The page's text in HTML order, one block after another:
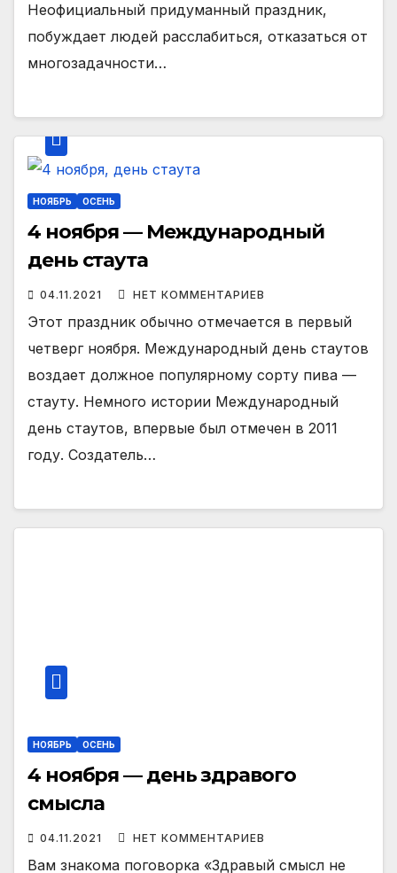
Неофициальный придуманный праздник,
побуждает людей расслабиться, отказаться от
многозадачности…
НОЯБРЬ ОСЕНЬ
4 ноября — Международный
день стаута
04.11.2021 НЕТ КОММЕНТАРИЕВ
Этот праздник обычно отмечается в первый
четверг ноября. Международный день стаутов
воздает должное популярному сорту пива —
стауту. Немного истории Международный
день стаутов, впервые был отмечен в 2011
году. Создатель…
НОЯБРЬ ОСЕНЬ
4 ноября — день здравого
смысла
04.11.2021 НЕТ КОММЕНТАРИЕВ
Вам знакома поговорка «Здравый смысл не